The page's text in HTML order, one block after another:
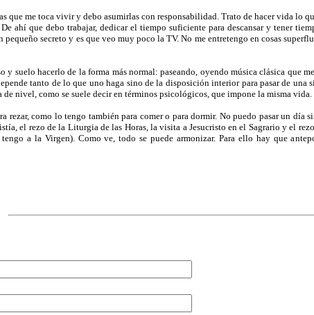
que me toca vivir y debo asumirlas con responsabilidad. Trato de hacer vida lo
ahí que debo trabajar, dedicar el tiempo suficiente para descansar y tener
pequeño secreto y es que veo muy poco la TV. No me entretengo en cosas
y suelo hacerlo de la forma más normal: paseando, oyendo música clásica que
tanto de lo que uno haga sino de la disposición interior para pasar de una
de nivel, como se suele decir en términos psicológicos, que impone la misma vida.
rezar, como lo tengo también para comer o para dormir. No puedo pasar un día
el rezo de la Liturgia de las Horas, la visita a Jesucristo en el Sagrario y el
a la Virgen). Como ve, todo se puede armonizar. Para ello hay que